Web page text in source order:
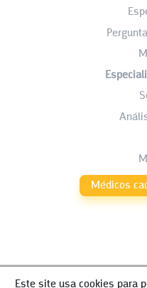
Médicos
Este site usa cookies para